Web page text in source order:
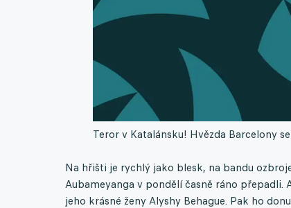
Teror v Katalánsku! Hvězda Barcelony
Na hřišti je rychlý jako blesk, na bandu
Aubameyanga v pondělí časně ráno
jeho krásné ženy Alyshy Behague. Pak ho